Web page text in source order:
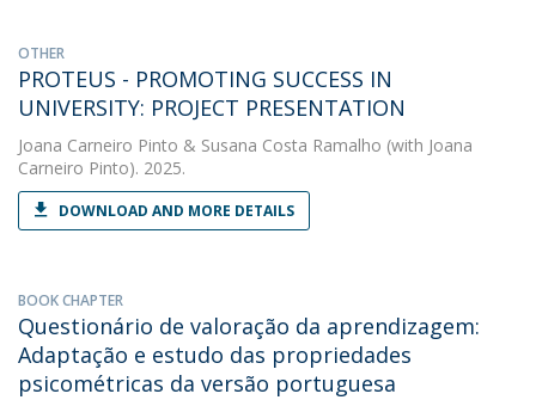
OTHER
PROTEUS - PROMOTING SUCCESS IN
UNIVERSITY: PROJECT PRESENTATION
Joana Carneiro Pinto & Susana Costa Ramalho (with Joana
Carneiro Pinto). 2025.
DOWNLOAD AND MORE DETAILS
BOOK CHAPTER
Questionário de valoração da aprendizagem:
Adaptação e estudo das propriedades
psicométricas da versão portuguesa